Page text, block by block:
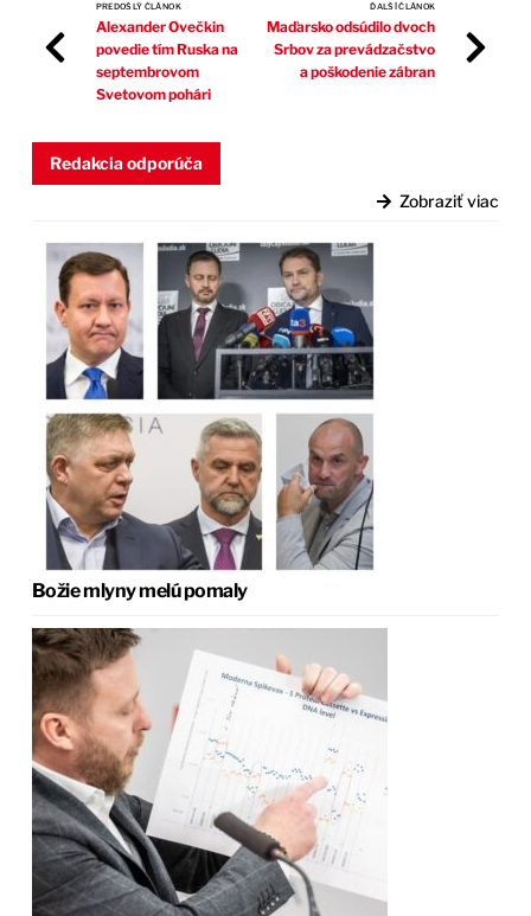
PREDOŠLÝ ČLÁNOK
Alexander Ovečkin
povedie tím Ruska na
septembrovom
Svetovom pohári
ĎALŠÍ ČLÁNOK
Maďarsko odsúdilo dvoch
Srbov za prevádzačstvo
a poškodenie zábran
Redakcia odporúča
Zobraziť viac
Božie mlyny melú pomaly